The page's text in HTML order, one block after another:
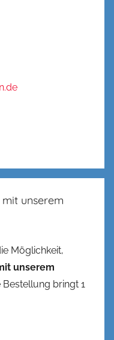
unserem
Möglichkeit,
unserem
bringt 1